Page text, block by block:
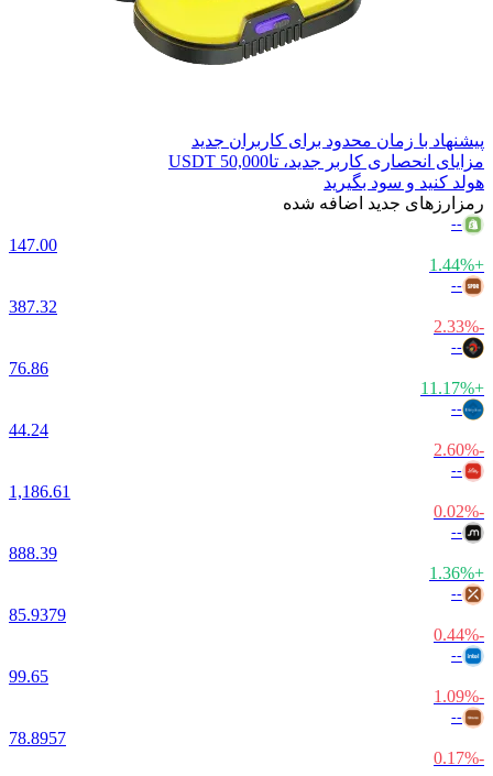
پیشنهاد با زمان محدود برای کاربران جدید
مزایای انحصاری کاربر جدید، تا50,000 USDT
هولد کنید و سود بگیرید
رمزارزهای جدید اضافه شده
--
147.00
+1.44%
--
387.32
-2.33%
--
76.86
+11.17%
--
44.24
-2.60%
--
1,186.61
-0.02%
--
888.39
+1.36%
--
85.9379
-0.44%
--
99.65
-1.09%
--
78.8957
-0.17%